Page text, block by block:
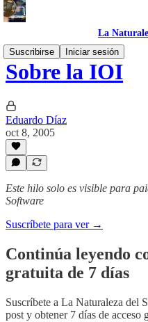
La
Suscribirse
Iniciar sesión
Sobre la IOI
Eduardo Díaz
oct 8, 2005
Este hilo solo es visible para
Software
Suscríbete para ver →
Continúa leyendo
gratuita de 7 días
Suscríbete a La Naturaleza del
post y obtener 7 días de acceso